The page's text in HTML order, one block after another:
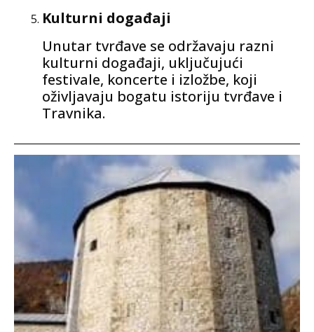
Kulturni događaji
Unutar tvrđave se održavaju razni
kulturni događaji, uključujući
festivale, koncerte i izložbe, koji
oživljavaju bogatu istoriju tvrđave i
Travnika.